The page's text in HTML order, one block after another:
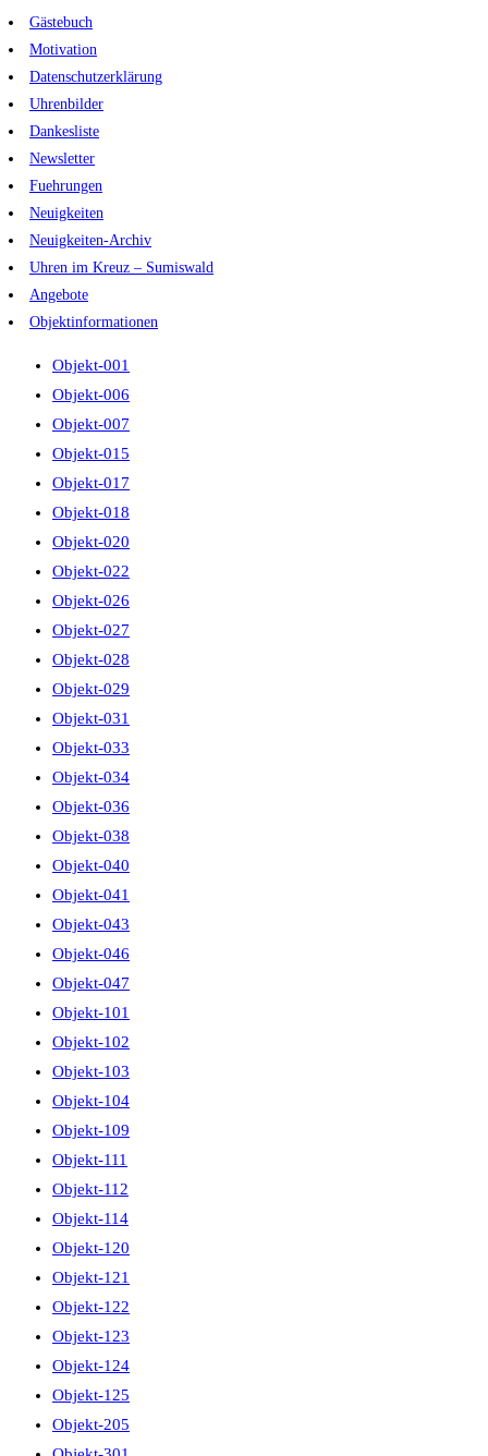
Zum
Inhalt
springen
Gästebuch
Motivation
Datenschutzerklärung
Uhrenbilder
Dankesliste
Newsletter
Fuehrungen
Neuigkeiten
Neuigkeiten-Archiv
Uhren im Kreuz – Sumiswald
Angebote
Objektinformationen
Objekt-001
Objekt-006
Objekt-007
Objekt-015
Objekt-017
Objekt-018
Objekt-020
Objekt-022
Objekt-026
Objekt-027
Objekt-028
Objekt-029
Objekt-031
Objekt-033
Objekt-034
Objekt-036
Objekt-038
Objekt-040
Objekt-041
Objekt-043
Objekt-046
Objekt-047
Objekt-101
Objekt-102
Objekt-103
Objekt-104
Objekt-109
Objekt-111
Objekt-112
Objekt-114
Objekt-120
Objekt-121
Objekt-122
Objekt-123
Objekt-124
Objekt-125
Objekt-205